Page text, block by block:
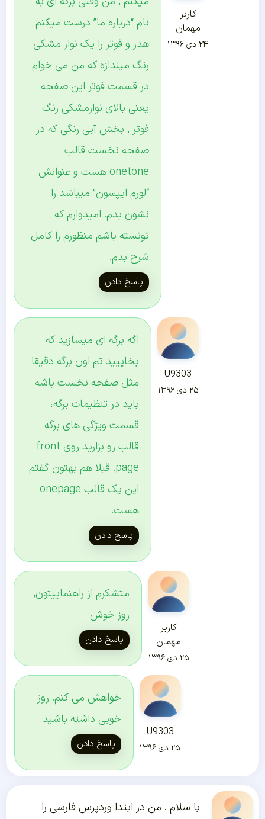
کاربر
مهمان
۲۴ دی ۱۳۹۶
نام “درباره ما” درست میکنم
هدر و فوتر را یک نوار مشکی
رنگ میندازه که من می خوام
در قسمت فوتر این صفحه
یعنی بالای نوارمشکی رنگ
فوتر , بخش آبی رنگی که در
صفحه نخست قالب
onetone هست و عنوانش
“لورم ایپسون” میباشد را
نشون بدم. امیدوارم که
تونسته باشم منظورم را کامل
شرح بدم.
پاسخ دادن
U9303
۲۵ دی ۱۳۹۶
اگه برگه ای میسازید که
بخاییید تم اون برگه دقیقا
مثل صفحه نخست باشه
باید در تنظیمات برگه،
قسمت ویژگی های برگه
قالب رو بزارید روی front
page. قبلا هم بهتون گفتم
این یک قالب onepage
هست.
پاسخ دادن
کاربر
مهمان
۲۵ دی ۱۳۹۶
متشکرم از راهنماییتون,
روز خوش
پاسخ دادن
U9303
۲۵ دی ۱۳۹۶
خواهش می کنم. روز
خوبی داشته باشید
پاسخ دادن
با سلام . من در ابتدا وردپرس فارسی را